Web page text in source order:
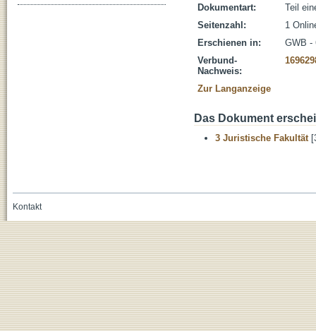
Dokumentart:
Teil
Seitenzahl:
1
Erschienen in:
GWB -
Verbund-
Nachweis:
Zur Langanzeige
Das Dokument
3 Juristische Fakultät
Kontakt